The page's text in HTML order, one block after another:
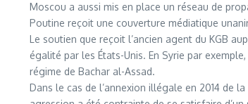
Moscou a aussi mis en place un réseau de
Poutine reçoit une couverture médiatique
Le soutien que reçoit l’ancien agent du KGB
égalité par les États-Unis. En Syrie par
régime de Bachar al-Assad.
Dans le cas de l’annexion illégale en 2014 de